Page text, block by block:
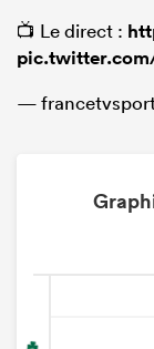
📺 Le direct :
—